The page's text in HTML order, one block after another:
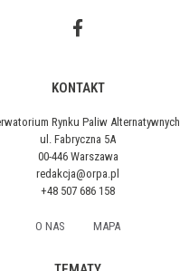
KONTAKT
Rynku Paliw Alternatywnych
ul. Fabryczna 5A
00-446 Warszawa
redakcja@orpa.pl
+48 507 686 158
O NAS MAPA